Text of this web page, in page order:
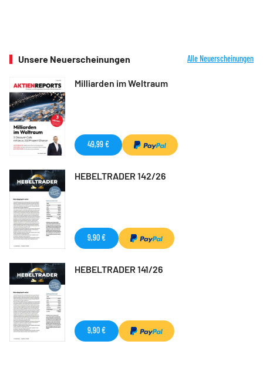
Unsere Neuerscheinungen Alle Neuerscheinungen
Milliarden im Weltraum
49,99 €
HEBELTRADER 142/26
9,90 €
HEBELTRADER 141/26
9,90 €